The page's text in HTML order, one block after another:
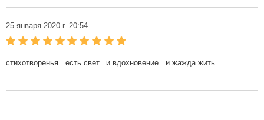
25 января 2020 г. 20:54
стихотворенья...есть свет...и вдохновение...и жажда жить..